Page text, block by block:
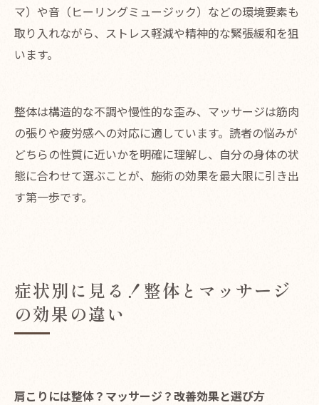
マ）や音（ヒーリングミュージック）などの環境要素も
取り入れながら、ストレス軽減や精神的な緊張緩和を狙
います。
整体は構造的な不調や慢性的な歪み、マッサージは筋肉
の張りや疲労感への対応に適しています。読者の悩みが
どちらの性質に近いかを明確に理解し、自分の身体の状
態に合わせて選ぶことが、施術の効果を最大限に引き出
す第一歩です。
症状別に見る！整体とマッサージ
の効果の違い
肩こりには整体？マッサージ？改善効果と選び方